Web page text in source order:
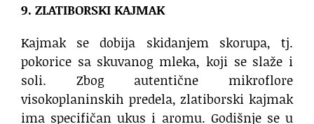
9. ZLATIBORSKI KAJMAK
Kajmak se dobija skidanjem skorupa, tj.
pokorice sa skuvanog mleka, koji se slaže i
soli. Zbog autentične mikroflore
visokoplaninskih predela, zlatiborski kajmak
ima specifičan ukus i aromu. Godišnje se u